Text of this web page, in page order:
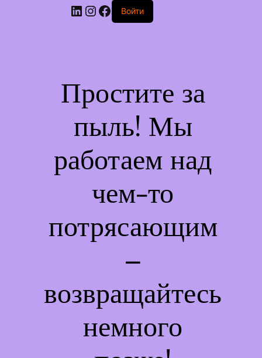
Войти
Простите за
пыль! Мы
работаем над
чем-то
потрясающим
–
возвращайтесь
немного